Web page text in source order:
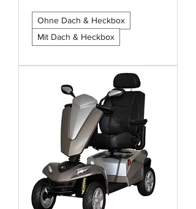
Ohne Dach & Heckbox
Mit Dach & Heckbox